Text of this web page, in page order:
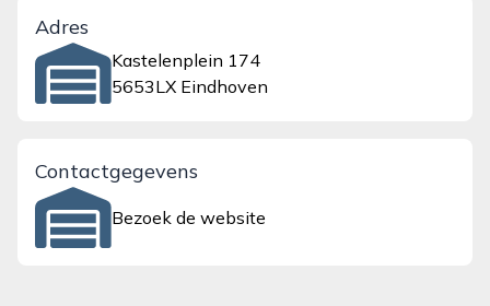
Adres
Kastelenplein 174
5653LX Eindhoven
Contactgegevens
Bezoek de website